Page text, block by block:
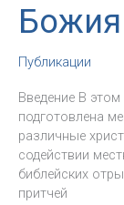
Божия
Публикации
Введение В
подготовлена
различные
содействии
библейских
притчей